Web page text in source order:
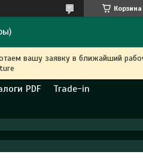
Корзина
вашу заявку в ближайший
PDF
Trade-in